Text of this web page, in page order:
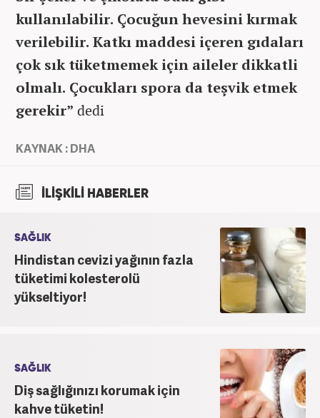
kullanılabilir. Çocuğun hevesini kırmak
verilebilir. Katkı maddesi içeren gıdaları
çok sık tüketmemek için aileler dikkatli
olmalı. Çocukları spora da teşvik etmek
gerekir” dedi
KAYNAK : DHA
İLİŞKİLİ HABERLER
SAĞLIK
Hindistan cevizi yağının fazla
tüketimi kolesterolü
yükseltiyor!
SAĞLIK
Diş sağlığınızı korumak için
kahve tüketin!